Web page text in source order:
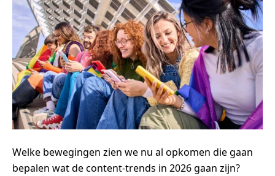
Welke bewegingen zien we nu al opkomen die gaan
bepalen wat de content-trends in 2026 gaan zijn?